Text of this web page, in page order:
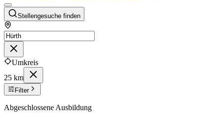
Stellengesuche finden
Umkreis
25 km
Filter
Abgeschlossene Ausbildung